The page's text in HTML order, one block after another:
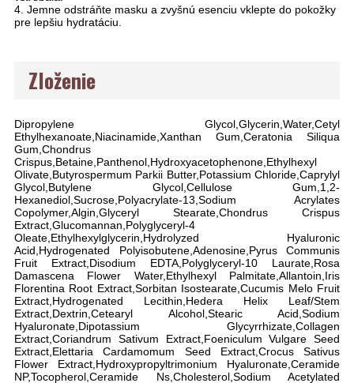
4. Jemne odstráňte masku a zvyšnú esenciu vklepte do pokožky
pre lepšiu hydratáciu.
Zloženie
Dipropylene Glycol,Glycerin,Water,Cetyl
Ethylhexanoate,Niacinamide,Xanthan Gum,Ceratonia Siliqua
Gum,Chondrus
Crispus,Betaine,Panthenol,Hydroxyacetophenone,Ethylhexyl
Olivate,Butyrospermum Parkii Butter,Potassium Chloride,Caprylyl
Glycol,Butylene Glycol,Cellulose Gum,1,2-
Hexanediol,Sucrose,Polyacrylate-13,Sodium Acrylates
Copolymer,Algin,Glyceryl Stearate,Chondrus Crispus
Extract,Glucomannan,Polyglyceryl-4
Oleate,Ethylhexylglycerin,Hydrolyzed Hyaluronic
Acid,Hydrogenated Polyisobutene,Adenosine,Pyrus Communis
Fruit Extract,Disodium EDTA,Polyglyceryl-10 Laurate,Rosa
Damascena Flower Water,Ethylhexyl Palmitate,Allantoin,Iris
Florentina Root Extract,Sorbitan Isostearate,Cucumis Melo Fruit
Extract,Hydrogenated Lecithin,Hedera Helix Leaf/Stem
Extract,Dextrin,Cetearyl Alcohol,Stearic Acid,Sodium
Hyaluronate,Dipotassium Glycyrrhizate,Collagen
Extract,Coriandrum Sativum Extract,Foeniculum Vulgare Seed
Extract,Elettaria Cardamomum Seed Extract,Crocus Sativus
Flower Extract,Hydroxypropyltrimonium Hyaluronate,Ceramide
NP,Tocopherol,Ceramide Ns,Cholesterol,Sodium Acetylated